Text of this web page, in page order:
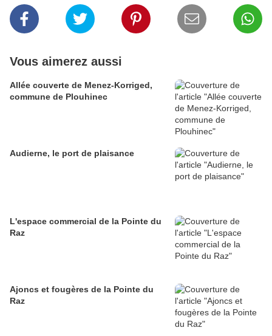
Vous aimerez aussi
Allée couverte de Menez-Korriged,
commune de Plouhinec
Audierne, le port de plaisance
L'espace commercial de la Pointe du
Raz
Ajoncs et fougères de la Pointe du
Raz